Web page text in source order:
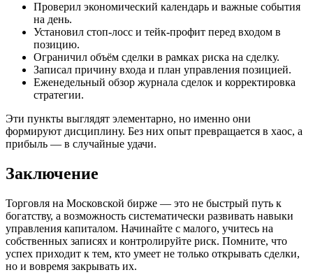
Проверил экономический календарь и важные события
на день.
Установил стоп-лосс и тейк-профит перед входом в
позицию.
Ограничил объём сделки в рамках риска на сделку.
Записал причину входа и план управления позицией.
Еженедельный обзор журнала сделок и корректировка
стратегии.
Эти пункты выглядят элементарно, но именно они
формируют дисциплину. Без них опыт превращается в хаос, а
прибыль — в случайные удачи.
Заключение
Торговля на Московской бирже — это не быстрый путь к
богатству, а возможность систематически развивать навыки
управления капиталом. Начинайте с малого, учитесь на
собственных записях и контролируйте риск. Помните, что
успех приходит к тем, кто умеет не только открывать сделки,
но и вовремя закрывать их.